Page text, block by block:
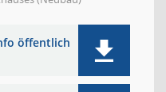
öffentlich